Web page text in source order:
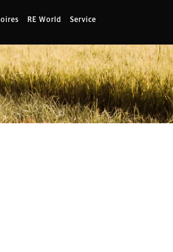
RE World Service